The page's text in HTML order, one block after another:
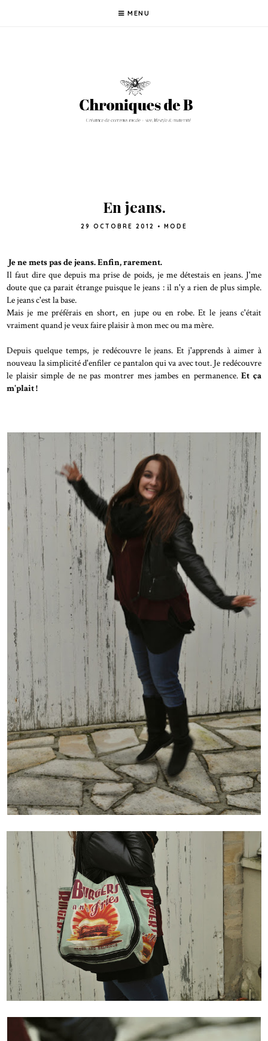
MENU
En jeans.
29 OCTOBRE 2012 • MODE
Je ne mets pas de jeans. Enfin, rarement.
Il faut dire que depuis ma prise de poids, je me détestais en jeans. J'me
doute que ça parait étrange puisque le jeans : il n'y a rien de plus simple.
Le jeans c'est la base.
Mais je me préférais en short, en jupe ou en robe. Et le jeans c'était
vraiment quand je veux faire plaisir à mon mec ou ma mère.
Depuis quelque temps, je redécouvre le jeans. Et j'apprends à aimer à
nouveau la simplicité d'enfiler ce pantalon qui va avec tout. Je redécouvre
le plaisir simple de ne pas montrer mes jambes en permanence.Et ça
m'plait !